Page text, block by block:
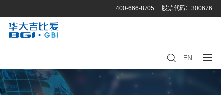
股票代码：300676
400-666-8705
EN